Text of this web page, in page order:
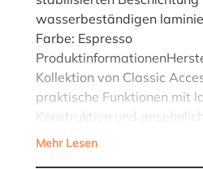
wasserbeständigen
Farbe: Espresso
Kollektion von Classic
praktische Funktionen mit
Konstruktion und
Mehr Lesen